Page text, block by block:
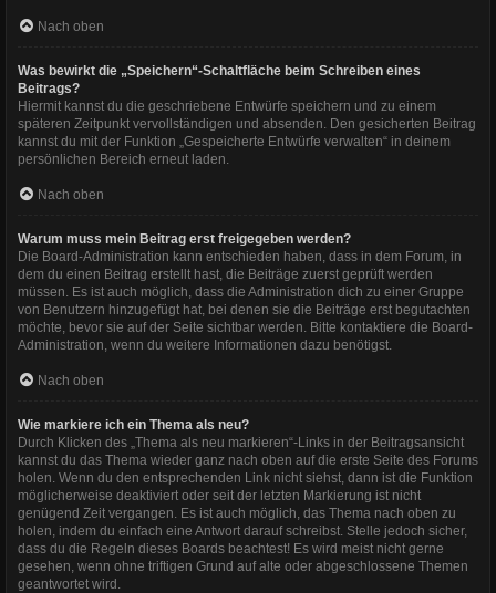
Nach oben
Was bewirkt die „Speichern“-Schaltfläche beim Schreiben eines
Beitrags?
Hiermit kannst du die geschriebene Entwürfe speichern und zu einem
späteren Zeitpunkt vervollständigen und absenden. Den gesicherten Beitrag
kannst du mit der Funktion „Gespeicherte Entwürfe verwalten“ in deinem
persönlichen Bereich erneut laden.
Nach oben
Warum muss mein Beitrag erst freigegeben werden?
Die Board-Administration kann entschieden haben, dass in dem Forum, in
dem du einen Beitrag erstellt hast, die Beiträge zuerst geprüft werden
müssen. Es ist auch möglich, dass die Administration dich zu einer Gruppe
von Benutzern hinzugefügt hat, bei denen sie die Beiträge erst begutachten
möchte, bevor sie auf der Seite sichtbar werden. Bitte kontaktiere die Board-
Administration, wenn du weitere Informationen dazu benötigst.
Nach oben
Wie markiere ich ein Thema als neu?
Durch Klicken des „Thema als neu markieren“-Links in der Beitragsansicht
kannst du das Thema wieder ganz nach oben auf die erste Seite des Forums
holen. Wenn du den entsprechenden Link nicht siehst, dann ist die Funktion
möglicherweise deaktiviert oder seit der letzten Markierung ist nicht
genügend Zeit vergangen. Es ist auch möglich, das Thema nach oben zu
holen, indem du einfach eine Antwort darauf schreibst. Stelle jedoch sicher,
dass du die Regeln dieses Boards beachtest! Es wird meist nicht gerne
gesehen, wenn ohne triftigen Grund auf alte oder abgeschlossene Themen
geantwortet wird.